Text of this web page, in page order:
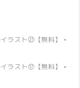
ラスト㉗【無料】
-
ラスト⑰【無料】
-